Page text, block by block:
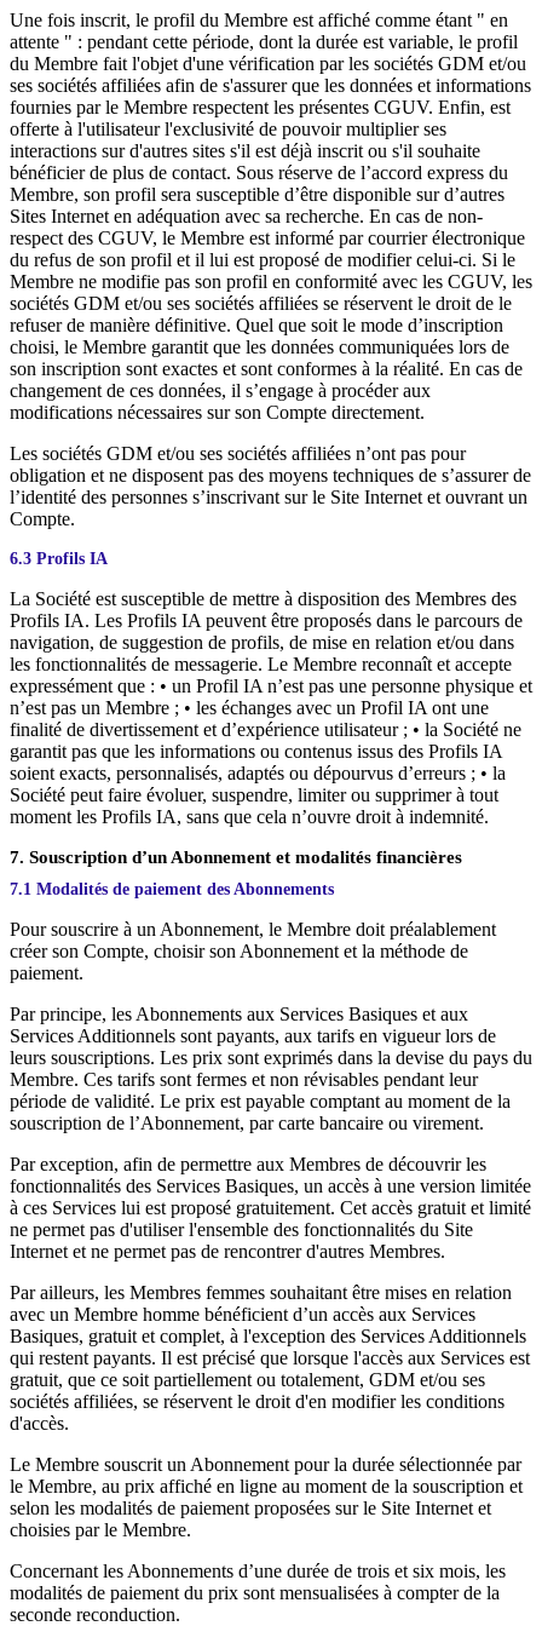
Une fois inscrit, le profil du Membre est affiché comme étant " en
attente " : pendant cette période, dont la durée est variable, le profil
du Membre fait l'objet d'une vérification par les sociétés GDM et/ou
ses sociétés affiliées afin de s'assurer que les données et informations
fournies par le Membre respectent les présentes CGUV. Enfin, est
offerte à l'utilisateur l'exclusivité de pouvoir multiplier ses
interactions sur d'autres sites s'il est déjà inscrit ou s'il souhaite
bénéficier de plus de contact. Sous réserve de l’accord express du
Membre, son profil sera susceptible d’être disponible sur d’autres
Sites Internet en adéquation avec sa recherche. En cas de non-
respect des CGUV, le Membre est informé par courrier électronique
du refus de son profil et il lui est proposé de modifier celui-ci. Si le
Membre ne modifie pas son profil en conformité avec les CGUV, les
sociétés GDM et/ou ses sociétés affiliées se réservent le droit de le
refuser de manière définitive. Quel que soit le mode d’inscription
choisi, le Membre garantit que les données communiquées lors de
son inscription sont exactes et sont conformes à la réalité. En cas de
changement de ces données, il s’engage à procéder aux
modifications nécessaires sur son Compte directement.
Les sociétés GDM et/ou ses sociétés affiliées n’ont pas pour
obligation et ne disposent pas des moyens techniques de s’assurer de
l’identité des personnes s’inscrivant sur le Site Internet et ouvrant un
Compte.
6.3 Profils IA
La Société est susceptible de mettre à disposition des Membres des
Profils IA. Les Profils IA peuvent être proposés dans le parcours de
navigation, de suggestion de profils, de mise en relation et/ou dans
les fonctionnalités de messagerie. Le Membre reconnaît et accepte
expressément que : • un Profil IA n’est pas une personne physique et
n’est pas un Membre ; • les échanges avec un Profil IA ont une
finalité de divertissement et d’expérience utilisateur ; • la Société ne
garantit pas que les informations ou contenus issus des Profils IA
soient exacts, personnalisés, adaptés ou dépourvus d’erreurs ; • la
Société peut faire évoluer, suspendre, limiter ou supprimer à tout
moment les Profils IA, sans que cela n’ouvre droit à indemnité.
7. Souscription d’un Abonnement et modalités financières
7.1 Modalités de paiement des Abonnements
Pour souscrire à un Abonnement, le Membre doit préalablement
créer son Compte, choisir son Abonnement et la méthode de
paiement.
Par principe, les Abonnements aux Services Basiques et aux
Services Additionnels sont payants, aux tarifs en vigueur lors de
leurs souscriptions. Les prix sont exprimés dans la devise du pays du
Membre. Ces tarifs sont fermes et non révisables pendant leur
période de validité. Le prix est payable comptant au moment de la
souscription de l’Abonnement, par carte bancaire ou virement.
Par exception, afin de permettre aux Membres de découvrir les
fonctionnalités des Services Basiques, un accès à une version limitée
à ces Services lui est proposé gratuitement. Cet accès gratuit et limité
ne permet pas d'utiliser l'ensemble des fonctionnalités du Site
Internet et ne permet pas de rencontrer d'autres Membres.
Par ailleurs, les Membres femmes souhaitant être mises en relation
avec un Membre homme bénéficient d’un accès aux Services
Basiques, gratuit et complet, à l'exception des Services Additionnels
qui restent payants. Il est précisé que lorsque l'accès aux Services est
gratuit, que ce soit partiellement ou totalement, GDM et/ou ses
sociétés affiliées, se réservent le droit d'en modifier les conditions
d'accès.
Le Membre souscrit un Abonnement pour la durée sélectionnée par
le Membre, au prix affiché en ligne au moment de la souscription et
selon les modalités de paiement proposées sur le Site Internet et
choisies par le Membre.
Concernant les Abonnements d’une durée de trois et six mois, les
modalités de paiement du prix sont mensualisées à compter de la
seconde reconduction.